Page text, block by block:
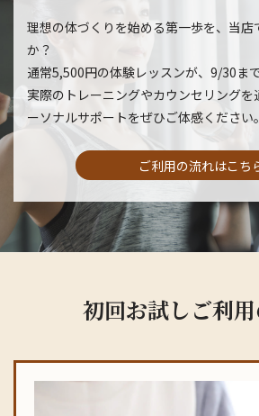
理想の体づくりを始める第一歩を、当店
か？
通常5,500円の体験レッスンが、9/30ま
実際のトレーニングやカウンセリングを
ーソナルサポートをぜひご体感ください。
ご利用の流れはこち
初回お試しご利